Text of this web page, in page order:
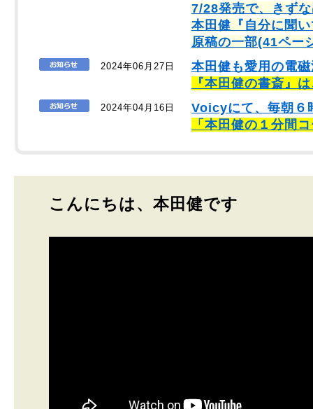
7/28発売で、きず
本田健『自分に聞
原稿の一部(41ペー
2024年06月27日
本田健も愛用の電
『本田健の書斎』
2024年04月16日
Voicyにて、毎朝６
「本田健の１分間
こんにちは、本田健です